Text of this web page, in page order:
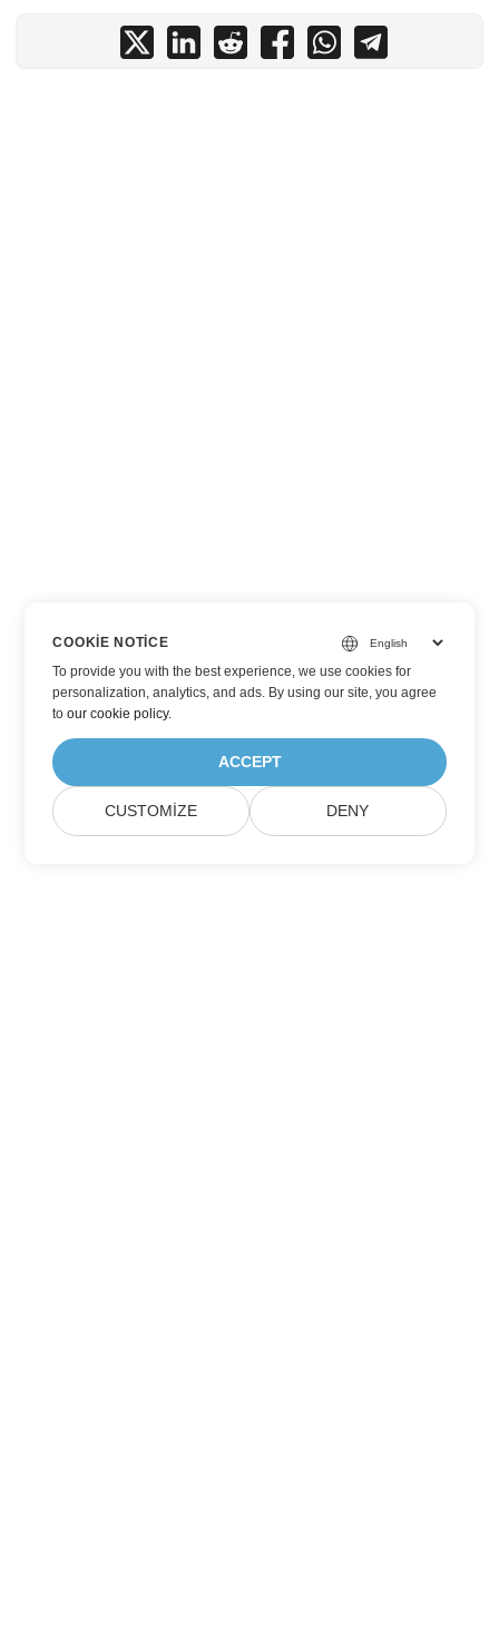
COOKIE NOTICE
To provide you with the best experience, we use cookies for
personalization, analytics, and ads. By using our site, you agree
toour cookie policy.
ACCEPT
CUSTOMIZE DENY